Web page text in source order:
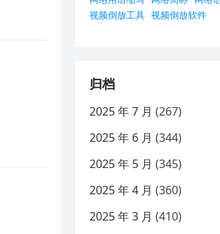
视频倒放工具 视频倒放软件
归档
2025 年 7 月 (267)
2025 年 6 月 (344)
2025 年 5 月 (345)
2025 年 4 月 (360)
2025 年 3 月 (410)